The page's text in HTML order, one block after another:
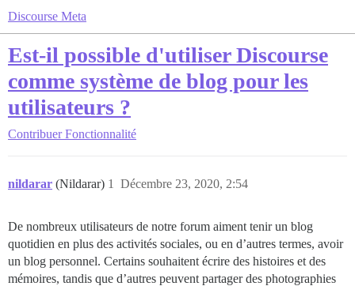
Discourse Meta
Est-il possible d'utiliser Discourse
comme système de blog pour les
utilisateurs ?
Contribuer Fonctionnalité
nildarar (Nildarar) Décembre 23, 2020, 2:54
1
De nombreux utilisateurs de notre forum aiment tenir un blog
quotidien en plus des activités sociales, ou en d’autres termes, avoir
un blog personnel. Certains souhaitent écrire des histoires et des
mémoires, tandis que d’autres peuvent partager des photographies